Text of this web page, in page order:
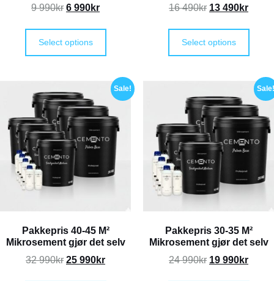
9 990kr 6 990kr
Select options
16 490kr 13 490kr
Select options
Sale!
Pakkepris 40-45 M²
Mikrosement gjør det selv
32 990kr 25 990kr
Pakkepris 30-35 M²
Mikrosement gjør det selv
24 990kr 19 990kr